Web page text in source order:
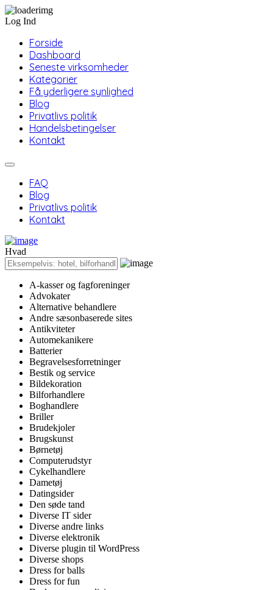
Log Ind
Forside
Dashboard
Seneste virksomheder
Kategorier
Få yderligere synlighed
Blog
Privatlivs politik
Handelsbetingelser
Kontakt
FAQ
Blog
Privatlivs politik
Kontakt
Hvad
A-kasser og fagforeninger
Advokater
Alternative behandlere
Andre sæsonbaserede sites
Antikviteter
Automekanikere
Batterier
Begravelsesforretninger
Bestik og service
Bildekoration
Bilforhandlere
Boghandlere
Briller
Brudekjoler
Brugskunst
Børnetøj
Computerudstyr
Cykelhandlere
Dametøj
Datingsider
Den søde tand
Diverse IT sider
Diverse andre links
Diverse elektronik
Diverse plugin til WordPress
Diverse shops
Dress for balls
Dress for fun